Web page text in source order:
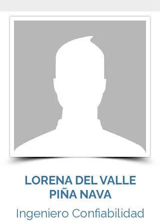
LORENA DEL VALLE
PIÑA NAVA
Ingeniero Confiabilidad